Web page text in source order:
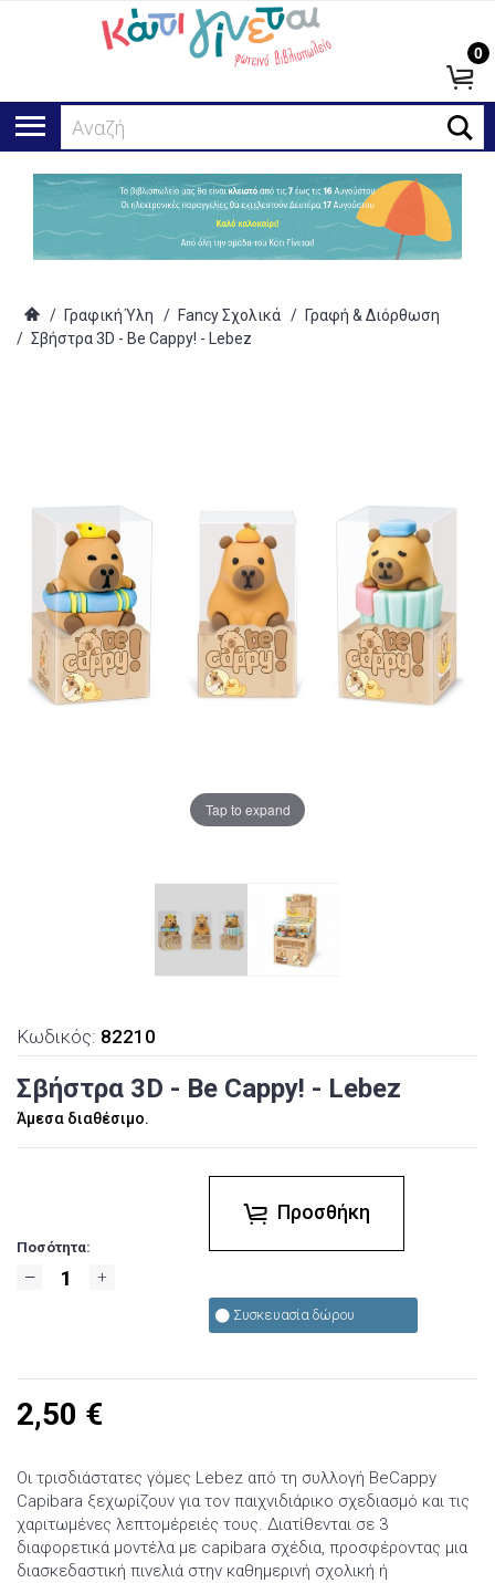
Αναζήτηση
0
/ Γραφική Ύλη / Fancy Σχολικά / Γραφή & Διόρθωση
/ Σβήστρα 3D - Be Cappy! - Lebez
Tap to expand
Κωδικός: 82210
Σβήστρα 3D - Be Cappy! - Lebez
Άμεσα διαθέσιμο.
Ποσότητα:
Προσθήκη
Συσκευασία δώρου
2,50 €
Οι τρισδιάστατες γόμες Lebez από τη συλλογή BeCappy
Capibara ξεχωρίζουν για τον παιχνιδιάρικο σχεδιασμό και τις
χαριτωμένες λεπτομέρειές τους. Διατίθενται σε 3
διαφορετικά μοντέλα με capibara σχέδια, προσφέροντας μια
διασκεδαστική πινελιά στην καθημερινή σχολική ή